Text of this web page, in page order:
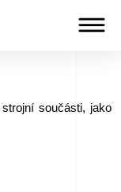
součásti, jako